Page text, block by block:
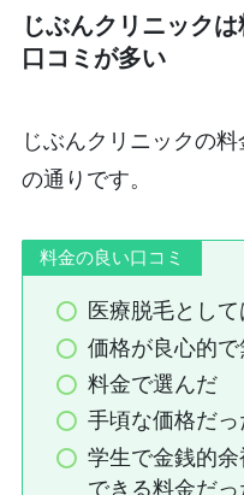
じぶんクリニック
口コミが多い
じぶんクリニックの
の通りです。
料金の良い口コミ
医療脱毛とし
価格が良心的
料金で選んだ
手頃な価格だっ
学生で金銭的
できる料金だっ